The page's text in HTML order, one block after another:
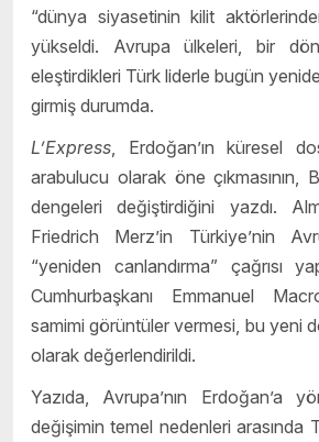
“dünya siyasetinin kilit
yükseldi. Avrupa ülkeleri, bir
eleştirdikleri Türk liderle bugün
girmiş durumda.
L’Express , Erdoğan’ın küresel
arabulucu olarak öne çıkmasının,
dengeleri değiştirdiğini yazdı.
Friedrich Merz’in Türkiye’nin
“yeniden canlandırma” çağrısı
Cumhurbaşkanı Emmanuel
samimi görüntüler vermesi, bu yeni
olarak değerlendirildi.
Yazıda, Avrupa’nın Erdoğan’a
değişimin temel nedenleri arasında